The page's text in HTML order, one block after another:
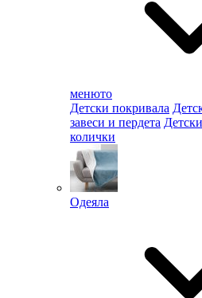
менюто
Детски покривала
завеси и пердета
колички
Одеяла